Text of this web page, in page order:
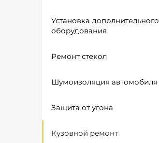
Установка дополнительного
оборудования
Ремонт стекол
Шумоизоляция автомобиля
Защита от угона
Кузовной ремонт